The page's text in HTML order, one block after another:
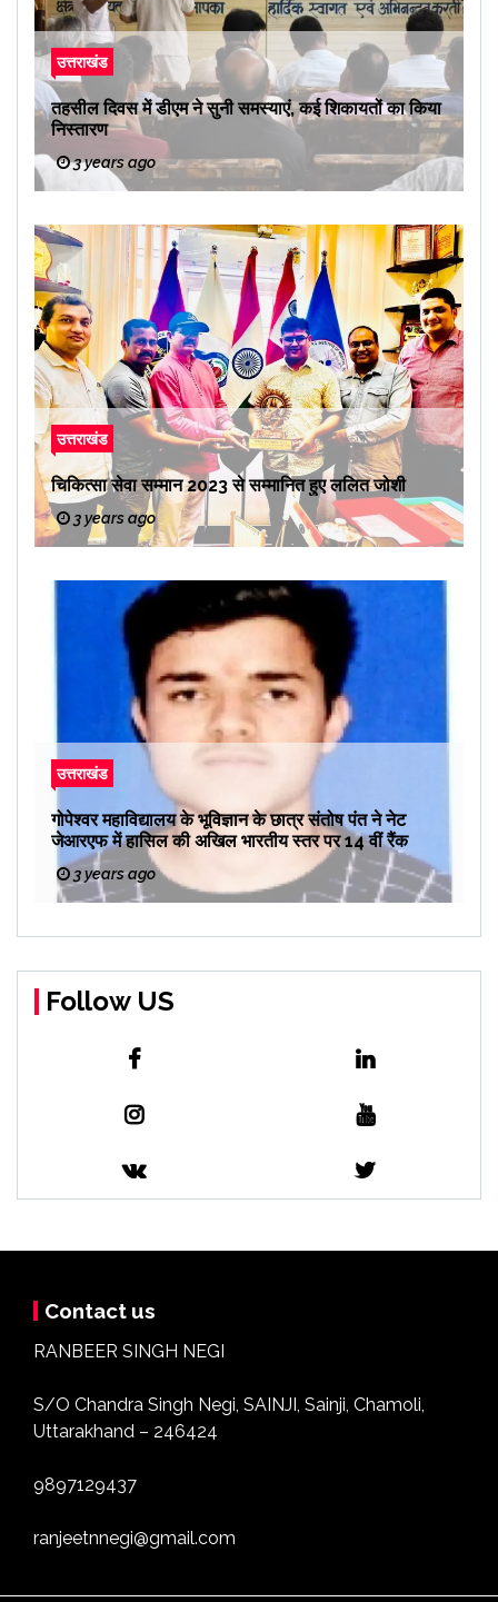
उत्तराखंड
तहसील दिवस में डीएम ने सुनी समस्याएं, कई शिकायतों का किया
निस्तारण
3 years ago
उत्तराखंड
चिकित्सा सेवा सम्मान 2023 से सम्मानित हुए ललित जोशी
3 years ago
उत्तराखंड
गोपेश्वर महाविद्यालय के भूविज्ञान के छात्र संतोष पंत ने नेट
जेआरएफ में हासिल की अखिल भारतीय स्तर पर 14 वीं रैंक
3 years ago
Follow US
Contact us
RANBEER SINGH NEGI
S/O Chandra Singh Negi, SAINJI, Sainji, Chamoli,
Uttarakhand – 246424
9897129437
ranjeetnnegi@gmail.com